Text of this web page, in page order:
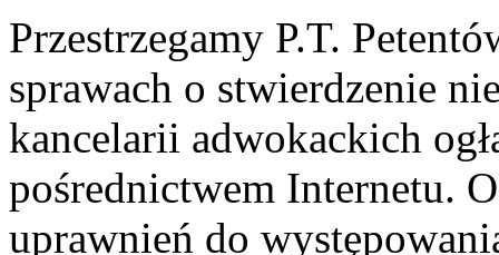
Przestrzegamy P.T.
sprawach o stwierdzenie
kancelarii adwokackich
pośrednictwem Internetu.
uprawnień do